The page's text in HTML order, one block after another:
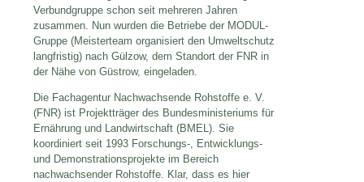
Verbundgruppe schon seit mehreren Jahren
zusammen. Nun wurden die Betriebe der MODUL-
Gruppe (Meisterteam organisiert den Umweltschutz
langfristig) nach Gülzow, dem Standort der FNR in
der Nähe von Güstrow, eingeladen.
Die Fachagentur Nachwachsende Rohstoffe e. V.
(FNR) ist Projektträger des Bundesministeriums für
Ernährung und Landwirtschaft (BMEL). Sie
koordiniert seit 1993 Forschungs-, Entwicklungs-
und Demonstrationsprojekte im Bereich
nachwachsender Rohstoffe. Klar, dass es hier